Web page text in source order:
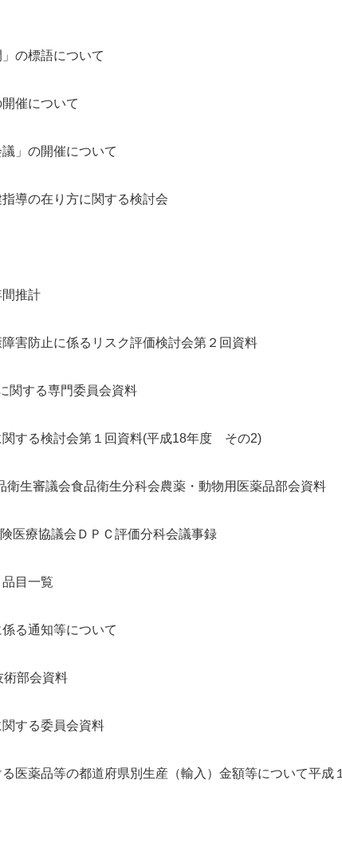
の標語について
催について
」の開催について
導の在り方に関する検討会
推計
害防止に係るリスク評価検討会第２回資料
関する専門委員会資料
関する検討会第１回資料(平成18年度 その2)
衛生審議会食品衛生分科会農薬・動物用医薬品部会資料
医療協議会ＤＰＣ評価分科会議事録
目一覧
る通知等について
術部会資料
する委員会資料
医薬品等の都道府県別生産（輸入）金額等について平成１